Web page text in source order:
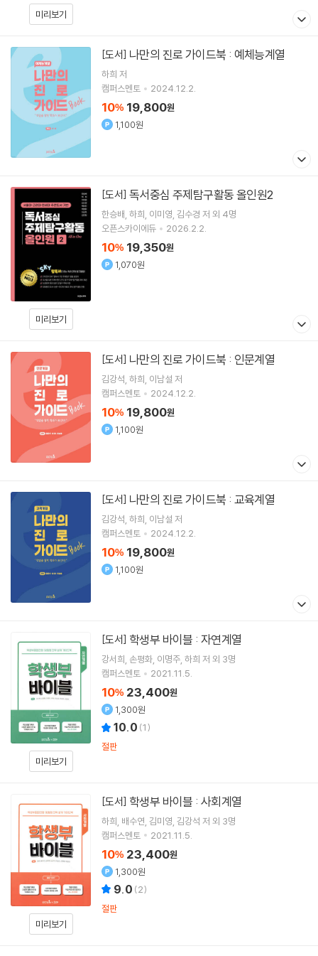
미리보기
[도서] 나만의 진로 가이드북 : 예체능계열
하희 저
캠퍼스멘토
2024.12.2.
10% 19,800원
1,100원
미리보기
[도서] 독서중심 주제탐구활동 올인원2
한승배 하희 이미영 김수경 저 외 4명
오픈스카이에듀
2026.2.2.
10% 19,350원
1,070원
[도서] 나만의 진로 가이드북 : 인문계열
김강석 하희 이남설 저
캠퍼스멘토
2024.12.2.
10% 19,800원
1,100원
[도서] 나만의 진로 가이드북 : 교육계열
김강석 하희 이남설 저
캠퍼스멘토
2024.12.2.
10% 19,800원
1,100원
미리보기
[도서] 학생부 바이블 : 자연계열
강서희 손평화 이명주 하희 저 외 3명
캠퍼스멘토
2021.11.5.
10% 23,400원
1,300원
10.0 (1)
절판
미리보기
[도서] 학생부 바이블 : 사회계열
하희 배수연 김미영 김강석 저 외 3명
캠퍼스멘토
2021.11.5.
10% 23,400원
1,300원
9.0 (2)
절판